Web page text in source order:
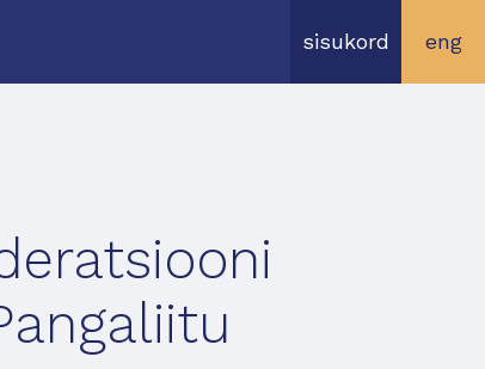
sisukord eng